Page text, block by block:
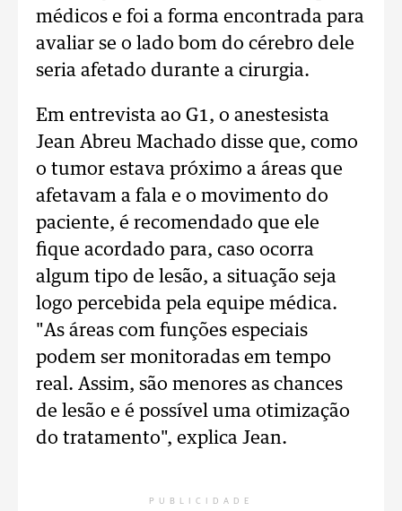
médicos e foi a forma encontrada para
avaliar se o lado bom do cérebro dele
seria afetado durante a cirurgia.
Em entrevista ao G1, o anestesista
Jean Abreu Machado disse que, como
o tumor estava próximo a áreas que
afetavam a fala e o movimento do
paciente, é recomendado que ele
fique acordado para, caso ocorra
algum tipo de lesão, a situação seja
logo percebida pela equipe médica.
"As áreas com funções especiais
podem ser monitoradas em tempo
real. Assim, são menores as chances
de lesão e é possível uma otimização
do tratamento", explica Jean.
PUBLICIDADE